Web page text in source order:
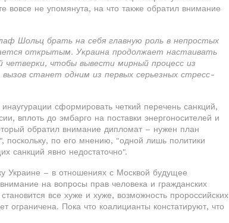
вовсе не упомянута, на что также обратил внимание
Шольц брать на себя главную роль в непростых
открытым. Украина продолжает настаивать
четверки, чтобы вывести мирный процесс из
станет одним из первых серьезных стресс-
сформировать четкий перечень санкций,
вплоть до эмбарго на поставки энергоносителей и
обратил внимание дипломат – нужен план
по его мнению, "одной лишь политики
санкций явно недостаточно".
Украине – в отношениях с Москвой будущее
на вопросы прав человека и гражданских
все хуже и хуже, возможность пророссийских
ограничена. Пока что коалицианты констатируют, что